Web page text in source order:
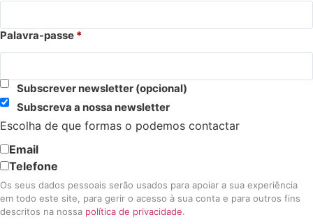
Palavra-passe *
Subscrever newsletter (opcional)
Subscreva a nossa newsletter
Escolha de que formas o podemos contactar
Email
Telefone
Os seus dados pessoais serão usados para apoiar a sua experiência
em todo este site, para gerir o acesso à sua conta e para outros fins
descritos na nossa política de privacidade.